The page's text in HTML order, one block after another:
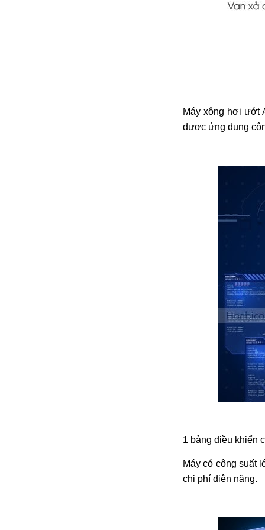
Máy xông hơi ướt
được ứng dụng
1 bảng điều khiển
Máy có công suất
chi phí điện năng.